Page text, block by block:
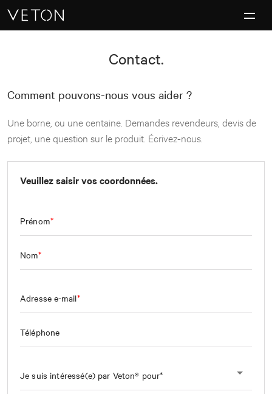
Skip to content
Chefs-d’œuvre de la recharge.
Contact.
Comment pouvons-nous vous aider ?
Une borne, ou une centaine. Demandes revendeurs, devis de
projet, une question sur le produit. Écrivez-nous.
Veuillez saisir vos coordonnées.
Prénom
Nom
Adresse e-mail
Téléphone
Je suis intéressé(e) par Veton® pour